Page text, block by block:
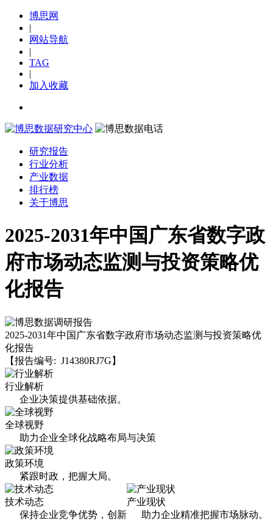
博思网
|
网站导航
|
TAG
|
加入收藏
研究报告
行业分析
产业数据
排行榜
关于博思
2025-2031年中国广东省数字政
府市场动态监测与投资策略优
化报告
2025-2031年中国广东省数字政府市场动态监测与投资策略优
化报告
【报告编号: J14380RJ7G】
行业解析
企业决策提供基础依据。
全球视野
助力企业全球化战略布局与决策
政策环境
紧跟时政，把握大局。
产业现状
助力企业精准把握市场脉动。
技术动态
保持企业竞争优势，创新